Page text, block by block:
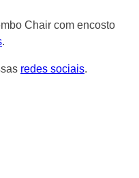
Chair com encosto
.
redes sociais.